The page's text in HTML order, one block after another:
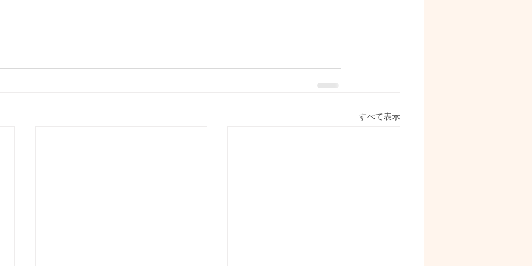
すべて表示